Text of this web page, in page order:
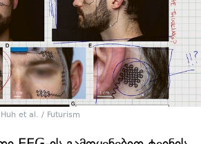
et al. / Futurism